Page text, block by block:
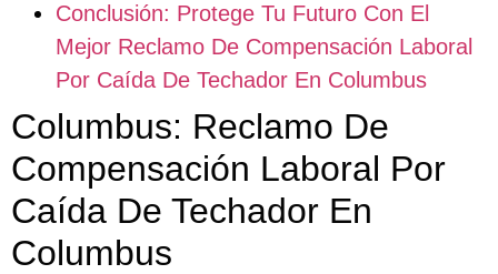
Conclusión: Protege Tu Futuro Con El
Mejor Reclamo De Compensación Laboral
Por Caída De Techador En Columbus
Columbus: Reclamo De
Compensación Laboral Por
Caída De Techador En
Columbus